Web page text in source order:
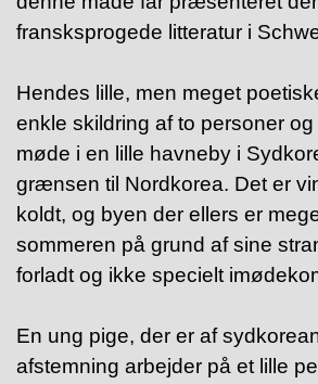
fransksprogede litteratur i
Hendes lille, men meget
enkle skildring af to personer
møde i en lille havneby i
grænsen til Nordkorea. Det er
koldt, og byen der ellers er
sommeren på grund af sine
forladt og ikke specielt
En ung pige, der er af
afstemning arbejder på et lille